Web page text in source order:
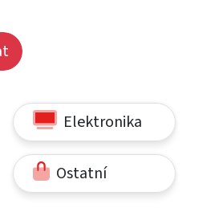
Elektronika
Ostatní